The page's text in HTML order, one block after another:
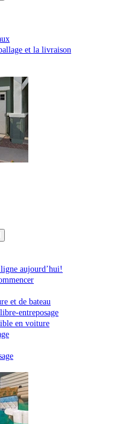
et la livraison
aujourd’hui!
et de bateau
entreposage
en voiture